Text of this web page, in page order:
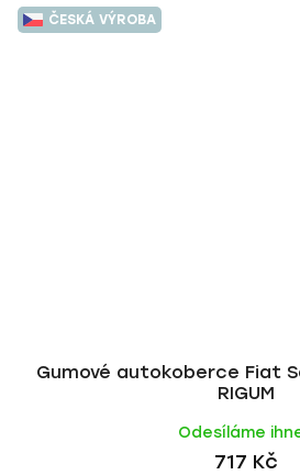
ČESKÁ VÝROBA
Gumové autokoberce Fiat
RIGUM
Odesíláme
717 Kč